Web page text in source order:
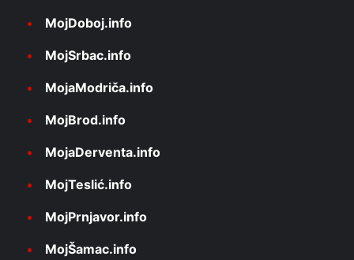
MojDoboj.info
MojSrbac.info
MojaModriča.info
MojBrod.info
MojaDerventa.info
MojTeslić.info
MojPrnjavor.info
MojŠamac.info